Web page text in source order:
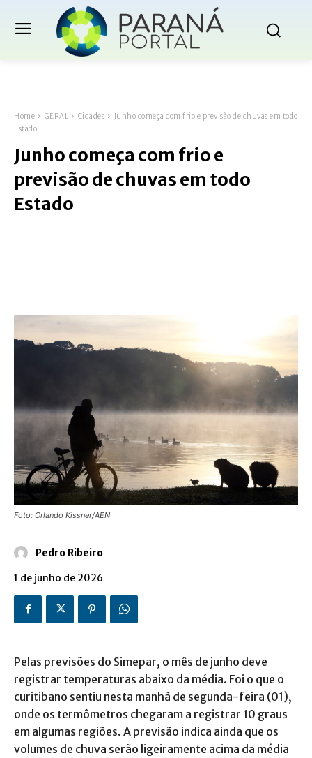
Home GERAL Cidades
Junho começa com frio e previsão de chuvas em todo
Estado
Junho começa com frio e
previsão de chuvas em todo
Estado
Foto: Orlando Kissner/AEN
Pedro Ribeiro
1 de junho de 2026
Pelas previsões do Simepar, o mês de junho deve
registrar temperaturas abaixo da média. Foi o que o
curitibano sentiu nesta manhã de segunda-feira (01),
onde os termômetros chegaram a registrar 10 graus
em algumas regiões. A previsão indica ainda que os
volumes de chuva serão ligeiramente acima da média